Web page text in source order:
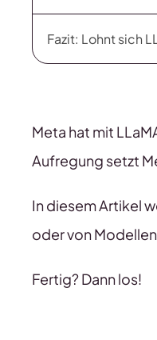
Fazit: Lohnt sich
Meta hat mit
Aufregung setzt
In diesem Artikel
oder von
Fertig? Dann los!